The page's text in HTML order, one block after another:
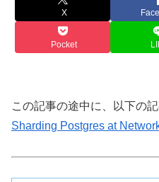
X
Pocket
この記事の途中に、以下の
Sharding Postgres at